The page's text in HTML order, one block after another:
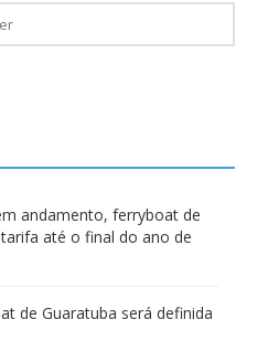
andamento, ferryboat de
até o final do ano de
de Guaratuba será definida